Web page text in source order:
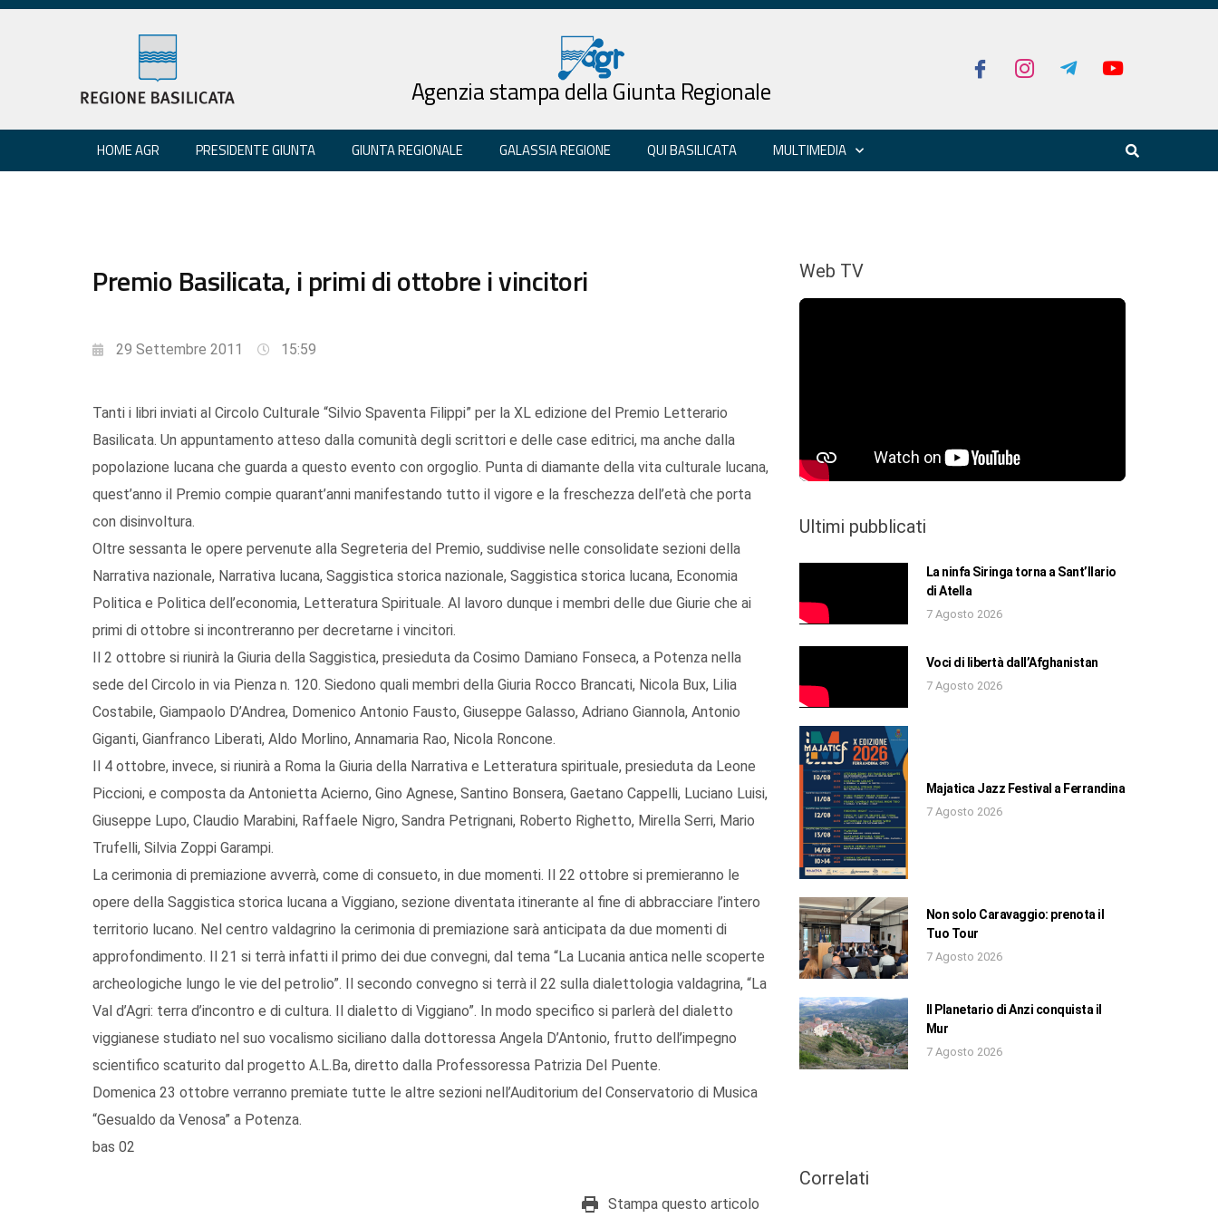
Agenzia stampa della Giunta Regionale
HOME AGR PRESIDENTE GIUNTA GIUNTA REGIONALE GALASSIA REGIONE QUI BASILICATA MULTIMEDIA
Premio Basilicata, i primi di ottobre i vincitori
29 Settembre 2011 15:59
Tanti i libri inviati al Circolo Culturale “Silvio Spaventa Filippi” per la XL edizione del Premio Letterario
Basilicata. Un appuntamento atteso dalla comunità degli scrittori e delle case editrici, ma anche dalla
popolazione lucana che guarda a questo evento con orgoglio. Punta di diamante della vita culturale lucana,
quest’anno il Premio compie quarant’anni manifestando tutto il vigore e la freschezza dell’età che porta
con disinvoltura.
Oltre sessanta le opere pervenute alla Segreteria del Premio, suddivise nelle consolidate sezioni della
Narrativa nazionale, Narrativa lucana, Saggistica storica nazionale, Saggistica storica lucana, Economia
Politica e Politica dell’economia, Letteratura Spirituale. Al lavoro dunque i membri delle due Giurie che ai
primi di ottobre si incontreranno per decretarne i vincitori.
Il 2 ottobre si riunirà la Giuria della Saggistica, presieduta da Cosimo Damiano Fonseca, a Potenza nella
sede del Circolo in via Pienza n. 120. Siedono quali membri della Giuria Rocco Brancati, Nicola Bux, Lilia
Costabile, Giampaolo D’Andrea, Domenico Antonio Fausto, Giuseppe Galasso, Adriano Giannola, Antonio
Giganti, Gianfranco Liberati, Aldo Morlino, Annamaria Rao, Nicola Roncone.
Il 4 ottobre, invece, si riunirà a Roma la Giuria della Narrativa e Letteratura spirituale, presieduta da Leone
Piccioni, e composta da Antonietta Acierno, Gino Agnese, Santino Bonsera, Gaetano Cappelli, Luciano Luisi,
Giuseppe Lupo, Claudio Marabini, Raffaele Nigro, Sandra Petrignani, Roberto Righetto, Mirella Serri, Mario
Trufelli, Silvia Zoppi Garampi.
La cerimonia di premiazione avverrà, come di consueto, in due momenti. Il 22 ottobre si premieranno le
opere della Saggistica storica lucana a Viggiano, sezione diventata itinerante al fine di abbracciare l’intero
territorio lucano. Nel centro valdagrino la cerimonia di premiazione sarà anticipata da due momenti di
approfondimento. Il 21 si terrà infatti il primo dei due convegni, dal tema “La Lucania antica nelle scoperte
archeologiche lungo le vie del petrolio”. Il secondo convegno si terrà il 22 sulla dialettologia valdagrina, “La
Val d’Agri: terra d’incontro e di cultura. Il dialetto di Viggiano”. In modo specifico si parlerà del dialetto
viggianese studiato nel suo vocalismo siciliano dalla dottoressa Angela D’Antonio, frutto dell’impegno
scientifico scaturito dal progetto A.L.Ba, diretto dalla Professoressa Patrizia Del Puente.
Domenica 23 ottobre verranno premiate tutte le altre sezioni nell’Auditorium del Conservatorio di Musica
“Gesualdo da Venosa” a Potenza.
bas 02
Stampa questo articolo
Web TV
Ultimi pubblicati
La ninfa Siringa torna a Sant’Ilario
di Atella
7 Agosto 2026
Voci di libertà dall’Afghanistan
7 Agosto 2026
Majatica Jazz Festival a Ferrandina
7 Agosto 2026
Non solo Caravaggio: prenota il
Tuo Tour
7 Agosto 2026
Il Planetario di Anzi conquista il
Mur
7 Agosto 2026
Correlati